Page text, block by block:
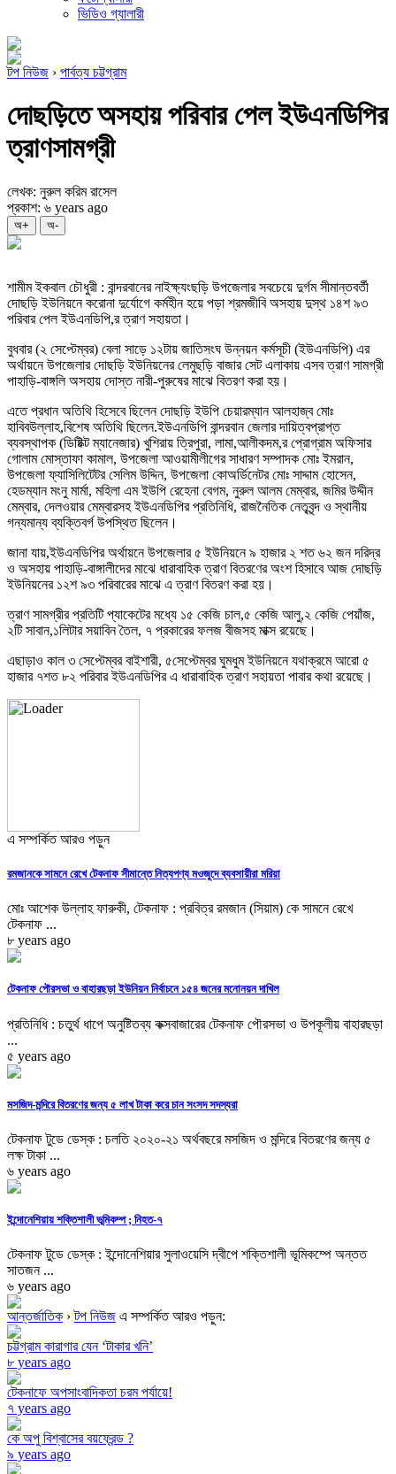
ভিডিও গ্যালারী
টপ নিউজ › পার্বত্য চট্টগ্রাম
দোছড়িতে অসহায় পরিবার পেল ইউএনডিপির
ত্রাণসামগ্রী
লেখক: নুরুল করিম রাসেল
প্রকাশ: ৬ years ago
অ+ অ-
শামীম ইকবাল চৌধুরী : বান্দরবানের নাইক্ষ্যংছড়ি উপজেলার সবচেয়ে দুর্গম সীমান্তবর্তী
দোছড়ি ইউনিয়নে করোনা দুর্যোগে কর্মহীন হয়ে পড়া শ্রমজীবি অসহায় দুস্থ ১৪শ ৯৩
পরিবার পেল ইউএনডিপি,র ত্রাণ সহায়তা।
বুধবার (২ সেপ্টেম্বর) বেলা সাড়ে ১২টায় জাতিসংঘ উন্নয়ন কর্মসূচী (ইউএনডিপি) এর
অর্থায়নে উপজেলার দোছড়ি ইউনিয়নের লেমুছড়ি বাজার সেট এলাকায় এসব ত্রাণ সামগ্রী
পাহাড়ি-বাঙ্গলি অসহায় দোস্ত নারী-পুরুষের মাঝে বিতরণ করা হয়।
এতে প্রধান অতিথি হিসেবে ছিলেন দোছড়ি ইউপি চেয়ারম্যান আলহাজ্ব মোঃ
হাবিবউল্লাহ,বিশেষ অতিথি ছিলেন.ইউএনডিপি বান্দরবান জেলার দায়িত্বপ্রাপ্ত
ব্যবস্থাপক (ডিষ্টিক্ট ম্যানেজার) খুশিরায় ত্রিপুরা, লামা,আলীকদম,র প্রোগ্রাম অফিসার
গোলাম মোস্তাফা কামাল, উপজেলা আওয়ামীলীগের সাধারণ সম্পাদক মোঃ ইমরান,
উপজেলা ফ্যাসিলিটেটর সেলিম উদ্দিন, উপজেলা কোঅর্ডিনেটর মোঃ সাদ্দাম হোসেন,
হেডম্যান মংনু মার্মা, মহিলা এম ইউপি রেহেনা বেগম, নুরুল আলম মেম্বার, জমির উদ্দীন
মেম্বার, দেলওয়ার মেম্বারসহ ইউএনডিপির প্রতিনিধি, রাজনৈতিক নেতৃবৃন্দ ও স্থানীয়
গন্যমান্য ব্যক্তিবর্গ উপস্থিত ছিলেন।
জানা যায়,ইউএনডিপির অর্থায়নে উপজেলার ৫ ইউনিয়নে ৯ হাজার ২ শত ৬২ জন দরিদ্র
ও অসহায় পাহাড়ি-বাঙ্গালীদের মাঝে ধারাবাহিক ত্রাণ বিতরণের অংশ হিসাবে আজ দোছড়ি
ইউনিয়নের ১২শ ৯৩ পরিবারের মাঝে এ ত্রাণ বিতরণ করা হয়।
ত্রাণ সামগ্রীর প্রতিটি প্যাকেটের মধ্যে ১৫ কেজি চাল,৫ কেজি আলু,২ কেজি পেয়াঁজ,
২টি সাবান,১লিটার সয়াবিন তৈল, ৭ প্রকারের ফলজ বীজসহ মাক্স রয়েছে।
এছাড়াও কাল ৩ সেপ্টেম্বর বাইশারী, ৫সেপ্টেম্বর ঘুমধুম ইউনিয়নে যথাক্রমে আরো ৫
হাজার ৭শত ৮২ পরিবার ইউএনডিপির এ ধারাবাহিক ত্রাণ সহায়তা পাবার কথা রয়েছে।
এ সম্পর্কিত আরও পড়ুন
রমজানকে সামনে রেখে টেকনাফ সীমান্তে নিত্যপণ্য মওজুদে ব্যবসায়ীরা মরিয়া
মোঃ আশেক উল্লাহ ফারুকী, টেকনাফ : প্রবিত্র রমজান (সিয়াম) কে সামনে রেখে
টেকনাফ ...
৮ years ago
টেকনাফ পৌরসভা ও বাহারছড়া ইউনিয়ন নির্বাচনে ১৫৪ জনের মনোনয়ন দাখিল
প্রতিনিধি : চতুর্থ ধাপে অনুষ্টিতব্য কক্সবাজারের টেকনাফ পৌরসভা ও উপকূলীয় বাহারছড়া
...
৫ years ago
মসজিদ-মন্দিরে বিতরণের জন্য ৫ লাখ টাকা করে চান সংসদ সদস্যরা
টেকনাফ টুডে ডেস্ক : চলতি ২০২০-২১ অর্থবছরে মসজিদ ও মন্দিরে বিতরণের জন্য ৫
লক্ষ টাকা ...
৬ years ago
ইন্দোনেশিয়ায় শক্তিশালী ভূমিকম্প ; নিহত-৭
টেকনাফ টুডে ডেস্ক : ইন্দোনেশিয়ার সুলাওয়েসি দ্বীপে শক্তিশালী ভূমিকম্পে অন্তত
সাতজন ...
৬ years ago
আন্তর্জাতিক ›টপ নিউজ এ সম্পর্কিত আরও পড়ুন:
চট্টগ্রাম কারাগার যেন ‘টাকার খনি’
৮ years ago
টেকনাফে অপসাংবাদিকতা চরম পর্যায়ে!
৭ years ago
কে অপু বিশ্বাসের বয়ফ্রেন্ড ?
৯ years ago